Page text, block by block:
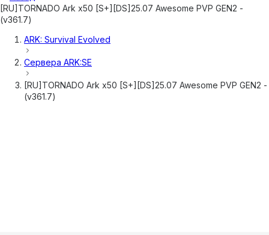
[RU]TORNADO Ark x50 [S+][DS]25.07 Awesome PVP GEN2 -
(v361.7)
ARK: Survival Evolved
Сервера ARK:SE
[RU]TORNADO Ark x50 [S+][DS]25.07 Awesome PVP GEN2 -
(v361.7)